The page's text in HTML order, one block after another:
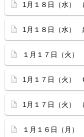
1月１８日（水）
1月１８日（水）
１月１７日（火）
1月１７日（火）
1月１７日（火）
１月１６日（月）